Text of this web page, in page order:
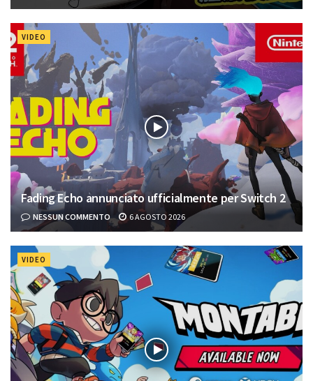
VIDEO
Fading Echo annunciato ufficialmente per Switch 2
NESSUN COMMENTO 6 AGOSTO 2026
VIDEO